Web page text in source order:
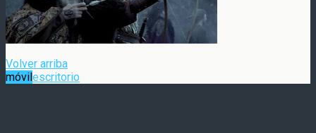
Volver arriba
móvilescritorio